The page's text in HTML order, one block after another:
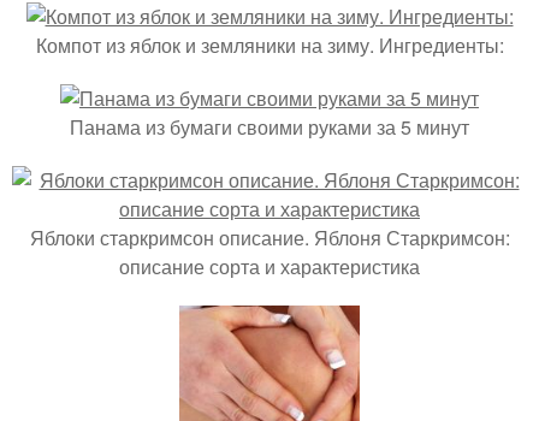
Компот из яблок и земляники на зиму. Ингредиенты:
Панама из бумаги своими руками за 5 минут
Яблоки старкримсон описание. Яблоня Старкримсон:
описание сорта и характеристика